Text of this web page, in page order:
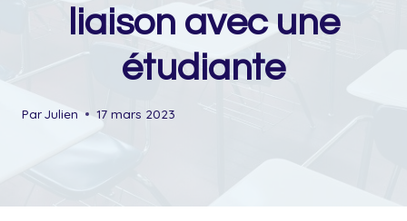
liaison avec une
étudiante
ParJulien 17 mars 2023